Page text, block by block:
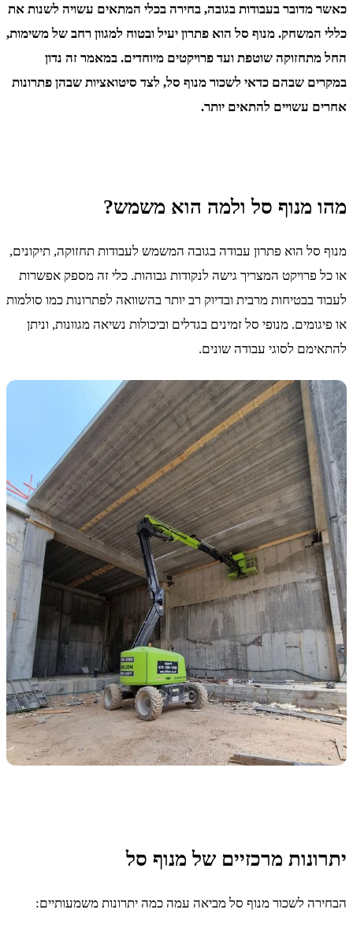
כאשר מדובר בעבודות בגובה, בחירה בכלי המתאים עשויה לשנות את
כללי המשחק. מנוף סל הוא פתרון יעיל ובטוח למגוון רחב של משימות,
החל מתחזוקה שוטפת ועד פרויקטים מיוחדים. במאמר זה נדון
במקרים שבהם כדאי לשכור מנוף סל, לצד סיטואציות שבהן פתרונות
אחרים עשויים להתאים יותר.
מהו מנוף סל ולמה הוא משמש?
מנוף סל הוא פתרון עבודה בגובה המשמש לעבודות תחזוקה, תיקונים,
או כל פרויקט המצריך גישה לנקודות גבוהות. כלי זה מספק אפשרות
לעבוד בבטיחות מרבית ובדיוק רב יותר בהשוואה לפתרונות כמו סולמות
או פיגומים. מנופי סל זמינים בגדלים וביכולות נשיאה מגוונות, וניתן
להתאימם לסוגי עבודה שונים.
יתרונות מרכזיים של מנוף סל
הבחירה לשכור מנוף סל מביאה עמה כמה יתרונות משמעותיים: